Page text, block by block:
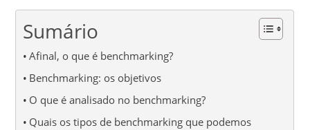
Sumário
Afinal, o que é benchmarking?
Benchmarking: os objetivos
O que é analisado no benchmarking?
Quais os tipos de benchmarking que podemos